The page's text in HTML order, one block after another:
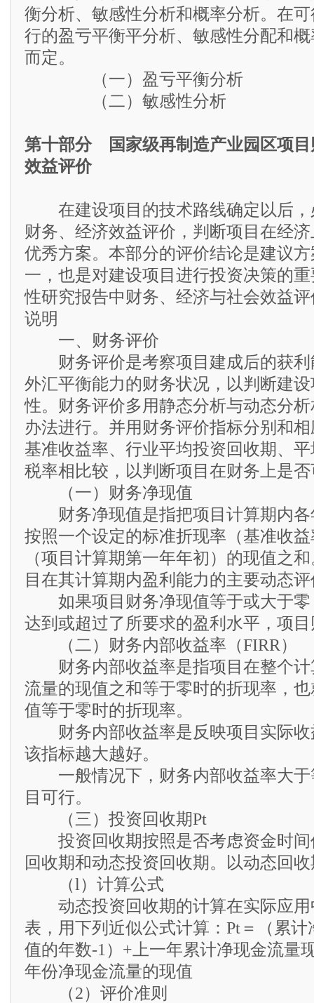
衡分析、敏感性分析和概率分析。在
行的盈亏平衡平分析、敏感性分配和
而定。
（一）盈亏平衡分析
（二）敏感性分析
第十部分 国家级再制造产业园区项目
效益评价
在建设项目的技术路线确定以后，
财务、经济效益评价，判断项目在经
优秀方案。本部分的评价结论是建议
一，也是对建设项目进行投资决策的
性研究报告中财务、经济与社会效益
说明
一、财务评价
财务评价是考察项目建成后的获利
外汇平衡能力的财务状况，以判断建
性。财务评价多用静态分析与动态分
办法进行。并用财务评价指标分别和
基准收益率、行业平均投资回收期、
税率相比较，以判断项目在财务上是
（一）财务净现值
财务净现值是指把项目计算期内各
按照一个设定的标准折现率（基准收
（项目计算期第一年年初）的现值之
目在其计算期内盈利能力的主要动态
如果项目财务净现值等于或大于零
达到或超过了所要求的盈利水平，项
（二）财务内部收益率（FIRR）
财务内部收益率是指项目在整个计
流量的现值之和等于零时的折现率，
值等于零时的折现率。
财务内部收益率是反映项目实际收
该指标越大越好。
一般情况下，财务内部收益率大于
目可行。
（三）投资回收期Pt
投资回收期按照是否考虑资金时间
回收期和动态投资回收期。以动态回
（l）计算公式
动态投资回收期的计算在实际应用
表，用下列近似公式计算：Pt＝（累
值的年数-1）+上一年累计净现金流量
年份净现金流量的现值
（2）评价准则